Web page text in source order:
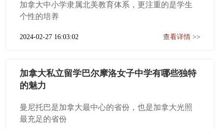
移民局的规定，申请人需要提供足够的资金来支付
在加拿大的所有开销。家长需要至少提供人民币50-
加拿大中小学隶属北美教育体系，更注重的是学生
个性的培养
2024-02-27 16:03:02 查看详情 >>
加拿大私立留学巴尔摩洛女子中学有哪些独特
的魅力
曼尼托巴是加拿大最中心的省份，也是加拿大光照
最充足的省份